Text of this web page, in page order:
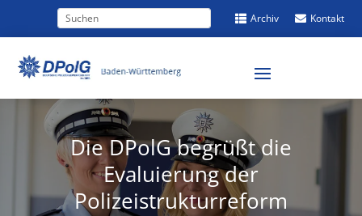
 Kontakt
 Archiv
Die DPolG begrüßt die
Evaluierung der
Polizeistrukturreform